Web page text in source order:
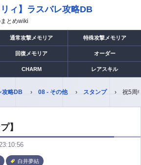
リィ】ラスバレ攻略DB
とめwiki
通常攻撃メモリア 特殊攻撃メモリア
回復メモリア オーダー
CHARM レアスキル
攻略DB 08 - その他 スタンプ 祝5周
】
白井夢結